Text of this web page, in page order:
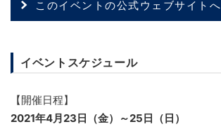
このイベントの公式ウェブサイトへ
イベントスケジュール
【開催日程】
2021年4月23日（金）～25日（日）